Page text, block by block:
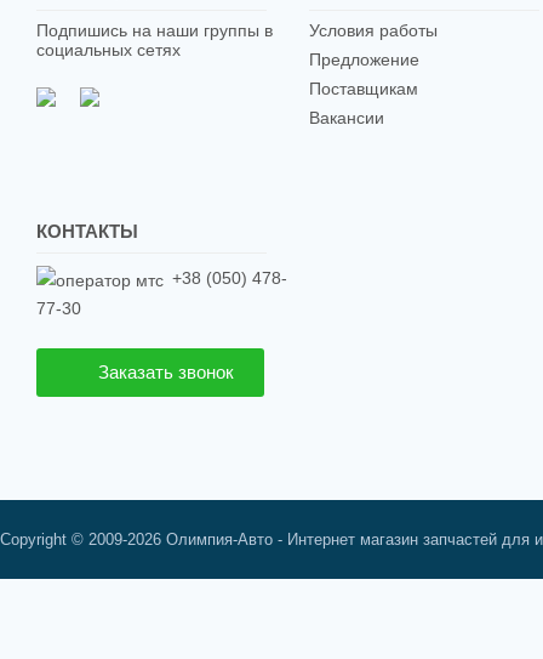
Подпишись на наши группы в
социальных сетях
Условия работы
Предложение
Поставщикам
Вакансии
КОНТАКТЫ
+38 (050) 478-
77-30
Заказать звонок
Copyright © 2009-2026 Олимпия-Авто - Интернет магазин запчастей для